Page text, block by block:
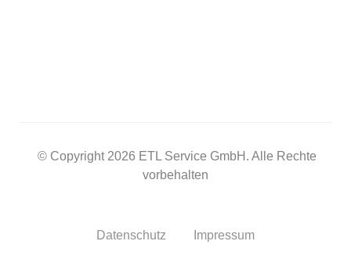
© Copyright 2026 ETL Service GmbH. Alle Rechte
vorbehalten
Datenschutz Impressum